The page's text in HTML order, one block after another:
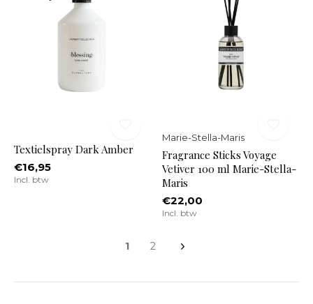
Textielspray Dark Amber
€16,95
Incl. btw
Marie-Stella-Maris
Fragrance Sticks Voyage
Vetiver 100 ml Marie-Stella-
Maris
€22,00
Incl. btw
1 2